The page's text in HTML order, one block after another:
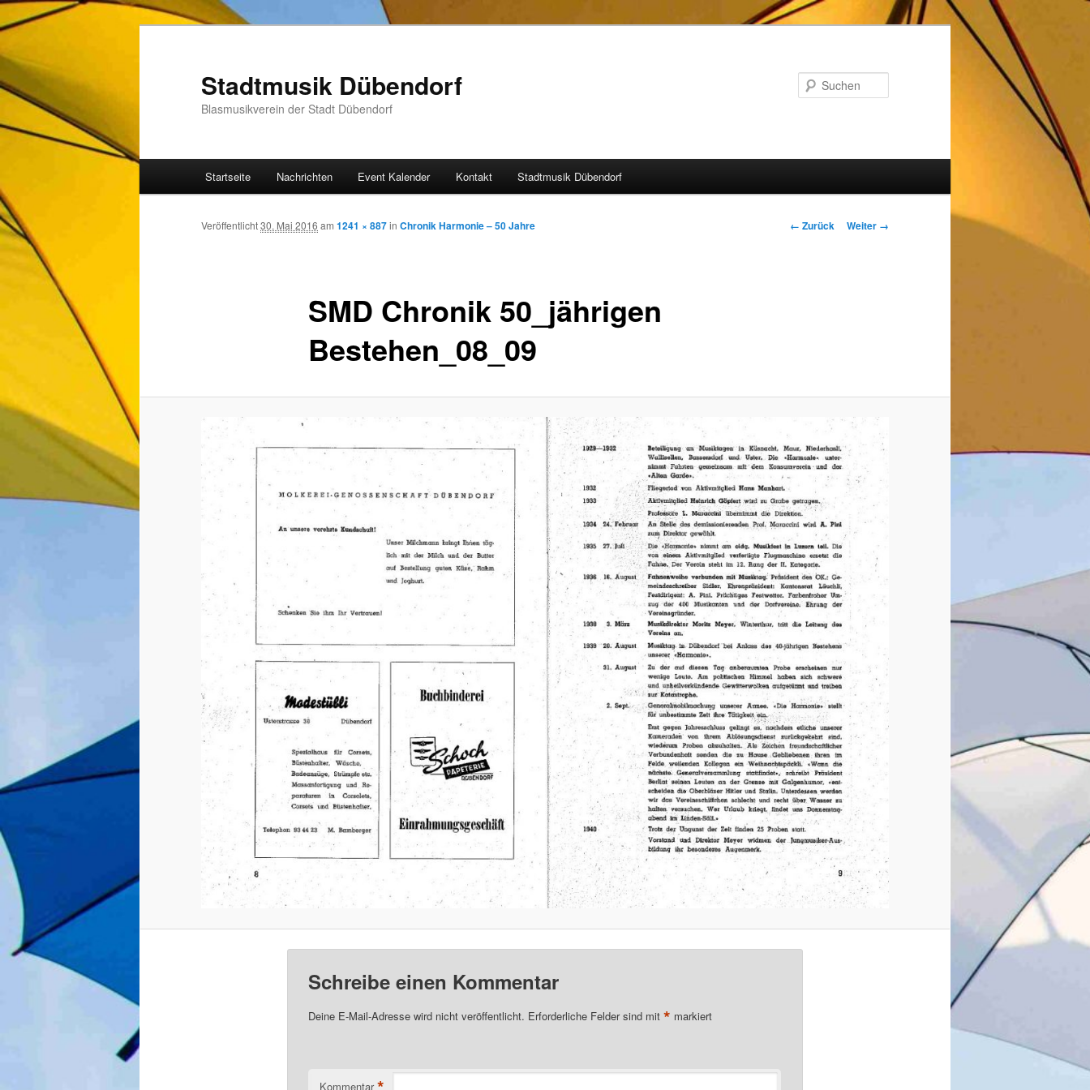
wechseln
Stadtmusik Dübendorf
Blasmusikverein der Stadt Dübendorf
Startseite Nachrichten Event Kalender Kontakt Stadtmusik Dübendorf
Bilder-
← Zurück Weiter →
SMD Chronik 50_jährigen
Bestehen_08_09
Veröffentlicht30. Mai 2016 am 1241 × 887in Chronik Harmonie – 50 Jahre
Schreibe einen Kommentar
Deine E-Mail-Adresse wird nicht veröffentlicht. Erforderliche Felder sind mit * markiert
Kommentar